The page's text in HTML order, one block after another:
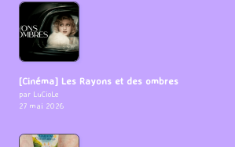
[Cinéma] Les Rayons et des ombres
par LuCioLe
27 mai 2026